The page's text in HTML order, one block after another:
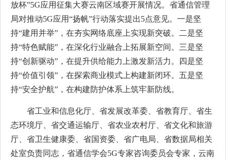
放杯”5G应用征集大赛云南区域赛开展情况。省通信管理
局对推动5G应用“扬帆”行动落实提出5点意见。一是坚
持“建用并举”，在夯实网络底座上实现新突破。二是坚
持“特色赋能”，在深化行业融合上拓展新空间。三是坚
持“创新驱动”，在提升供给能力上激发新活力。四是坚
持“价值引领”，在探索商业模式上构建新闭环。五是坚
持“安全护航”，在构建防护体系上筑牢新防线。
省工业和信息化厅、省发展改革委、省教育厅、省生
态环境厅、省交通运输厅、省农业农村厅、省文化和旅游
厅、省卫生健康委、省国资委、省广电局、省数据局相关
处室负责同志，省通信学会5G专家咨询委员会专家，云南